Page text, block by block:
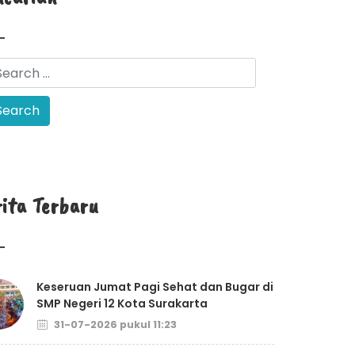
Terbaru
Keseruan Jumat Pagi Sehat dan Bugar di
SMP Negeri 12 Kota Surakarta
31-07-2026 pukul 11:23